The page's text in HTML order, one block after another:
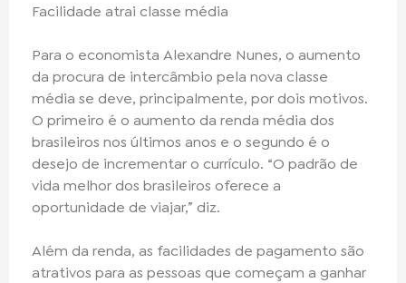
Facilidade atrai classe média
Para o economista Alexandre Nunes, o aumento
da procura de intercâmbio pela nova classe
média se deve, principalmente, por dois motivos.
O primeiro é o aumento da renda média dos
brasileiros nos últimos anos e o segundo é o
desejo de incrementar o currículo. “O padrão de
vida melhor dos brasileiros oferece a
oportunidade de viajar,” diz.
Além da renda, as facilidades de pagamento são
atrativos para as pessoas que começam a ganhar